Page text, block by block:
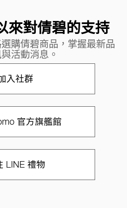
來對倩碧的支持
購倩碧商品，掌握最新品
活動消息。
入社群
官方旗艦館
LINE 禮物